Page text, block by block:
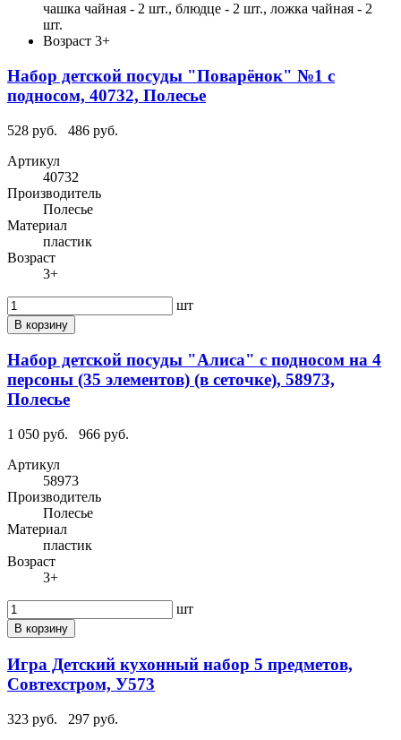
чашка чайная - 2 шт., блюдце - 2 шт., ложка чайная - 2
шт.
Возраст 3+
Набор детской посуды "Поварёнок" №1 с
подносом, 40732, Полесье
528 руб.
486 руб.
Артикул
40732
Производитель
Полесье
Материал
пластик
Возраст
3+
шт
В корзину
Набор детской посуды "Алиса" с подносом на 4
персоны (35 элементов) (в сеточке), 58973,
Полесье
1 050 руб.
966 руб.
Артикул
58973
Производитель
Полесье
Материал
пластик
Возраст
3+
шт
В корзину
Игра Детский кухонный набор 5 предметов,
Совтехстром, У573
323 руб.
297 руб.